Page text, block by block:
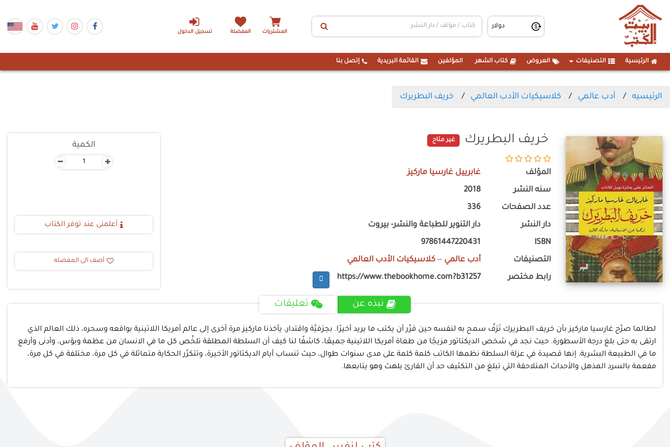
تسجيل الدخول المشتريات المفضلة
الرئيسية التصنيفات العروض كتاب الشهر المؤلفين القائمة البريدية إتصل بنا
الرئيسيه أدب عالمي كلاسيكيات الأدب العالمي خريف البطريرك
خريف البطريرك غير متاح
المؤلف غابرييل غارسيا ماركيز
سنه النشر 2018
عدد الصفحات 336
دار النشر دار التنوير للطباعة والنشر- بيروت
ISBN
97861447220431
التصنيفات أدب عالمي -- كلاسيكيات الأدب العالمي
رابط مختصر https://www.thebookhome.com?b31257
الكمية
- +
أعلمنى عند توفر الكتاب
أضف الى المفضله
نبذه عن تعليقات
لطالما صرَّح غارسيا ماركيز بأن خريف البطريرك تَرَفٌ سمح به لنفسه حين قرِّر أن يكتب ما يريد أخيرًا. بحِرَفيَّة واقتدار، يأخذنا ماركيز مرة أخرى إلى عالم أمريكا اللاتينية بواقعه وسحره، ذلك العالم الذي
ارتقى به حتى بلغ درجة الأسطورة. حيث نجد في شخص الديكتاتور مزيجًا من طغاة أمريكا اللاتينية جميعًا، كاشفًا لنا كيف أن السلطة المطلقة تلخِّص كل ما في الانسان من عظمة وبؤس، وأدنى وأرفع
ما في الطبيعة البشرية. إنها قصيدة في عزلة السلطة نظمها الكاتب كلمة كلمة على مدى سنوات طوال، حيث تنساب أيام الديكتاتور الأخيرة، وتتكرَّر الحكاية متماثلة في كل مرة، مختلفة في كل مرة،
مفعمة بالسرد المذهل والأحداث المتلاحقة التي تبلغ من التكثيف حد أن القارئ يلهث وهو يتابعها.